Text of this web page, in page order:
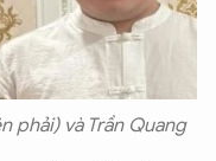
phải) và Trần Quang